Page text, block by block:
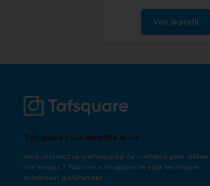
Voir le profil
Tafsquare vous simplifie la vie
Vous cherchez un professionnel de confiance pour réaliser
vos travaux ? Nous nous occupons de vous les trouver,
totalement gratuitement.